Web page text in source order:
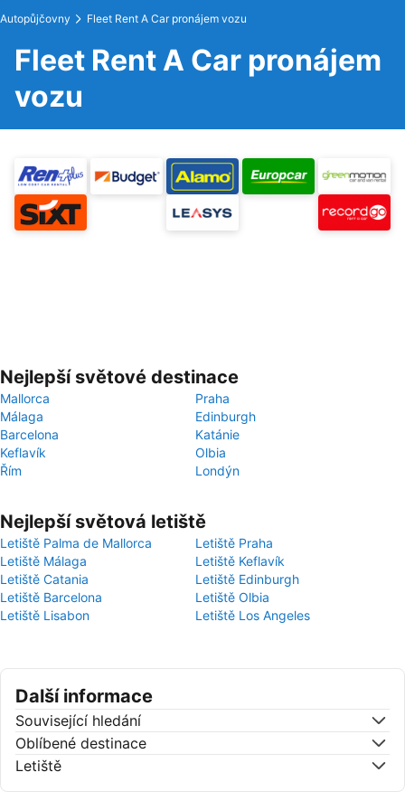
Autopůjčovny Fleet Rent A Car pronájem vozu
Fleet Rent A Car pronájem
vozu
Nejlepší světové destinace
Mallorca
Praha
Málaga
Edinburgh
Barcelona
Katánie
Keflavík
Olbia
Řím
Londýn
Nejlepší světová letiště
Letiště Palma de Mallorca
Letiště Praha
Letiště Málaga
Letiště Keflavík
Letiště Catania
Letiště Edinburgh
Letiště Barcelona
Letiště Olbia
Letiště Lisabon
Letiště Los Angeles
Další informace
Související hledání
Oblíbené destinace
Letiště